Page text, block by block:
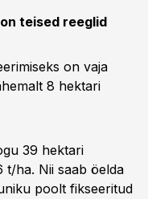
teised reeglid
on vaja
8 hektari
39 hektari
t/ha. Nii saab öelda
poolt fikseeritud